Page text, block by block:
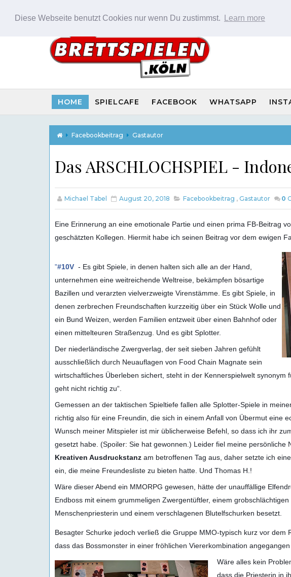
Diese Webseite benutzt Cookies nur wenn Du zustimmst. Learn more
HOME SPIELCAFE FACEBOOK WHATSAPP
Facebookbeitrag Gastautor
Das ARSCHLOCHSPIEL -
Michael Tabel August 20, 2018 Facebookbeitrag , Gastautor 0
Eine Erinnerung an eine emotionale Partie und einen prima FB-Beitrag
geschätzten Kollegen. Hiermit habe ich seinen Beitrag vor dem ewigen
"#10V - Es gibt Spiele, in denen halten sich alle an der Hand,
unternehmen eine weitreichende Weltreise, bekämpfen bösartige
Bazillen und verarzten vielverzweigte Virenstämme. Es gibt Spiele, in
denen zerbrechen Freundschaften kurzzeitig über ein Stück Wolle und
ein Bund Weizen, werden Familien entzweit über einen Bahnhof oder
einen mittelteuren Straßenzug. Und es gibt Splotter.
Der niederländische Zwergverlag, der seit sieben Jahren gefühlt
ausschließlich durch Neuauflagen von Food Chain Magnate sein
wirtschaftliches Überleben sichert, steht in der Kennerspielwelt synonym
geht nicht richtig zu“.
Gemessen an der taktischen Spieltiefe fallen alle Splotter-Spiele in
richtig also für eine Freundin, die sich in einem Anfall von Übermut eine
Wunsch meiner Mitspieler ist mir üblicherweise Befehl, so dass ich ihr
gesetzt habe. (Spoiler: Sie hat gewonnen.) Leider fiel meine persönliche
Kreativen Ausdruckstanz am betroffenen Tag aus, daher setzte ich
ein, die meine Freundesliste zu bieten hatte. Und Thomas H.!
Wäre dieser Abend ein MMORPG gewesen, hätte der unauffällige
Endboss mit einem grummeligen Zwergentüftler, einem
Menschenpriesterin und einem verschlagenen Blutelfschurken besetzt.
Besagter Schurke jedoch verließ die Gruppe MMO-typisch kurz vor
dass das Bossmonster in einer fröhlichen Viererkombination angegangen
Wäre alles kein
dass die Priesterin in